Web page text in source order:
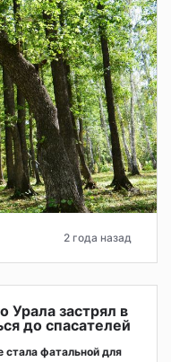
2 года назад
застрял в
до спасателей
фатальной для